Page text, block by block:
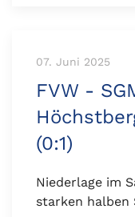
07. Juni 2025
FVW -
(0:1)
Niederlage im
starken